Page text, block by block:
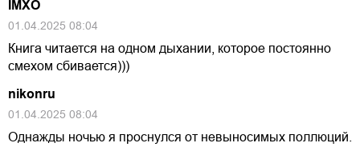
IMXO
01.04.2025 08:04
Книга читается на одном дыхании, которое постоянно
смехом сбивается)))
nikonru
01.04.2025 08:04
Однажды ночью я проснулся от невыносимых поллюций.